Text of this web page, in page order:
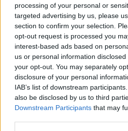
processing of your personal or
targeted advertising by us, please
section to confirm your selection.
opt-out request is processed you
interest-based ads based on
us or personal information
your opt-out. You may separately
disclosure of your personal
IAB’s list of downstream
also be disclosed by us to third
Downstream Participants that may